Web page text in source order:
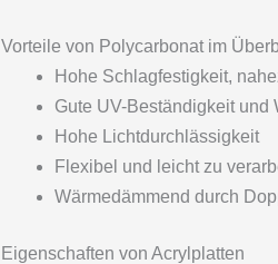
Vorteile von Polycarbonat im
Hohe Schlagfestigkeit,
Gute UV-Beständigkeit und
Hohe Lichtdurchlässigkeit
Flexibel und leicht zu
Wärmedämmend durch
Eigenschaften von Acrylplatten